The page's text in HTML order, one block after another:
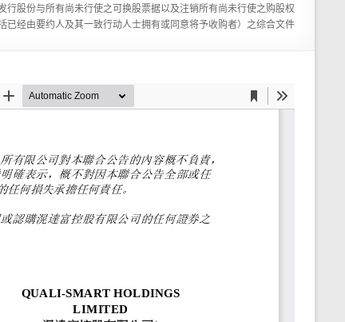
股份与所有尚未行使之可换股票据以及注销所有尚未行使之购股权
括已经由要约人及其一致行动人士拥有或同意将予收购者）之综合文件